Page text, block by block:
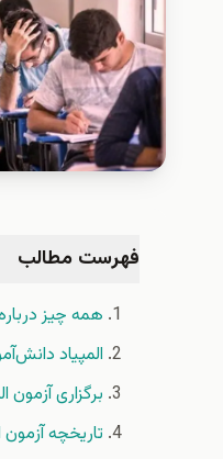
فهرست مطالب
همه چیز
المپیاد
برگزاری آزمون
تاریخچه آزمون